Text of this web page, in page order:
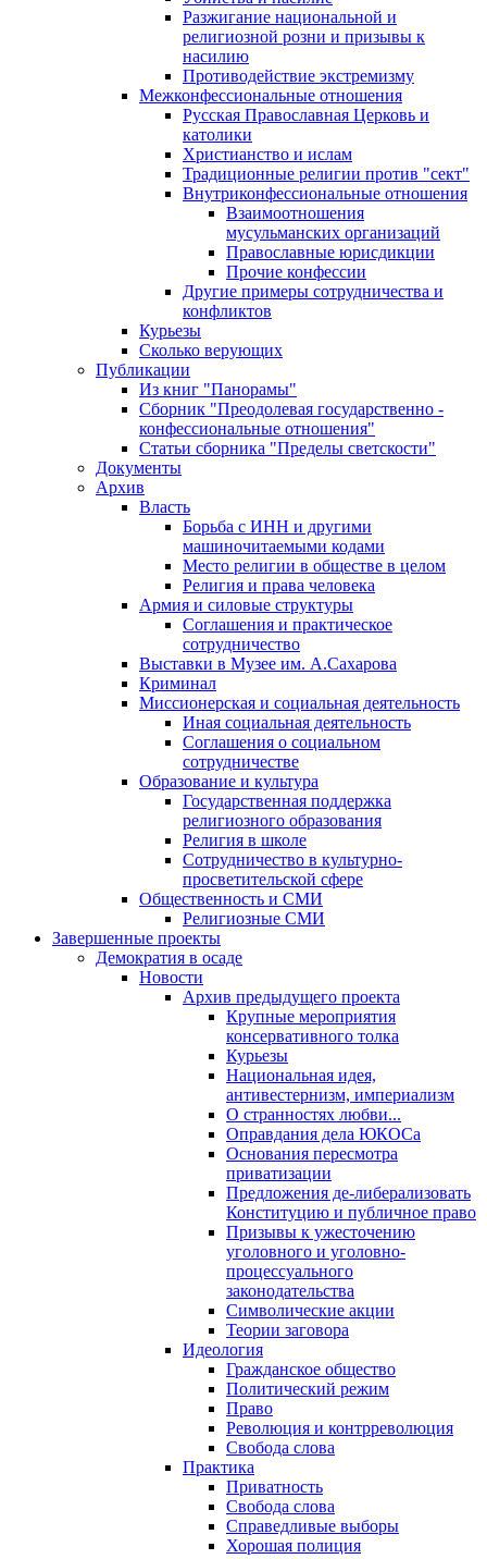
Разжигание национальной и
религиозной розни и призывы к
насилию
Противодействие экстремизму
Межконфессиональные отношения
Русская Православная Церковь и
католики
Христианство и ислам
Традиционные религии против "сект"
Внутриконфессиональные отношения
Взаимоотношения
мусульманских организаций
Православные юрисдикции
Прочие конфессии
Другие примеры сотрудничества и
конфликтов
Курьезы
Сколько верующих
Публикации
Из книг "Панорамы"
Сборник "Преодолевая государственно -
конфессиональные отношения"
Статьи сборника "Пределы светскости"
Документы
Архив
Власть
Борьба с ИНН и другими
машиночитаемыми кодами
Место религии в обществе в целом
Религия и права человека
Армия и силовые структуры
Соглашения и практическое
сотрудничество
Выставки в Музее им. А.Сахарова
Криминал
Миссионерская и социальная деятельность
Иная социальная деятельность
Соглашения о социальном
сотрудничестве
Образование и культура
Государственная поддержка
религиозного образования
Религия в школе
Сотрудничество в культурно-
просветительской сфере
Общественность и СМИ
Религиозные СМИ
Завершенные проекты
Демократия в осаде
Новости
Архив предыдущего проекта
Крупные мероприятия
консервативного толка
Курьезы
Национальная идея,
антивестернизм, империализм
О странностях любви...
Оправдания дела ЮКОСа
Основания пересмотра
приватизации
Предложения де-либерализовать
Конституцию и публичное право
Призывы к ужесточению
уголовного и уголовно-
процессуального
законодательства
Символические акции
Теории заговора
Идеология
Гражданское общество
Политический режим
Право
Революция и контрреволюция
Свобода слова
Практика
Приватность
Свобода слова
Справедливые выборы
Хорошая полиция